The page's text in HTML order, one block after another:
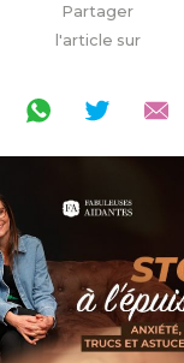
Partager
l'article sur